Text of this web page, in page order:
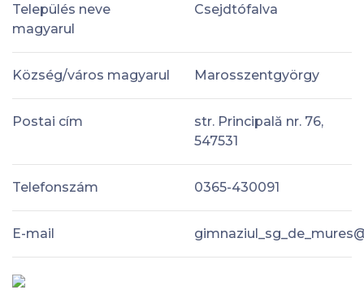
Település neve
magyarul
Csejdtófalva
Község/város magyarul Marosszentgyörgy
Postai cím
str. Principală nr. 76,
547531
Telefonszám 0365-430091
E-mail